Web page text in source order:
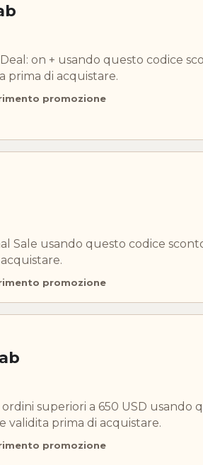
on + usando questo codice
prima di acquistare.
promozione
Sale usando questo codice
promozione
superiori a 650 USD usando
validita prima di acquistare.
promozione